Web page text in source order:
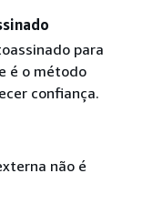
para
é o método
confiança.
não é